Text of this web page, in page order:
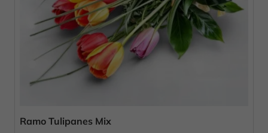
Ramo Tulipanes Mix